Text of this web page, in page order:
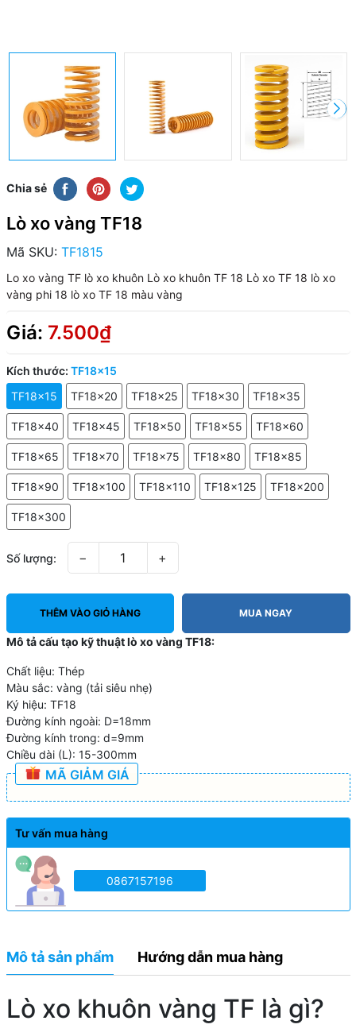
Chia sẻ
Lò xo vàng TF18
Mã SKU: TF1815
Lo xo vàng TF lò xo khuôn Lò xo khuôn TF 18 Lò xo TF 18 lò xo
vàng phi 18 lò xo TF 18 màu vàng
Giá: 7.500₫
Kích thước: TF18x15
TF18x15
TF18x20 TF18x25 TF18x30 TF18x35
TF18x40 TF18x45 TF18x50 TF18x55 TF18x60
TF18x65 TF18x70 TF18x75 TF18x80 TF18x85
TF18x90 TF18x100 TF18x110 TF18x125 TF18x200
TF18x300
Số lượng: − +
THÊM VÀO GIỎ HÀNG MUA NGAY
Mô tả cấu tạo kỹ thuật lò xo vàng TF18:
Chất liệu: Thép
Màu sắc: vàng (tải siêu nhẹ)
Ký hiệu: TF18
Đường kính ngoài: D=18mm
Đường kính trong: d=9mm
Chiều dài (L): 15-300mm
MÃ GIẢM GIÁ
Tư vấn mua hàng
0867157196
Mô tả sản phẩm Hướng dẫn mua hàng
Lò xo khuôn vàng TF là gì?